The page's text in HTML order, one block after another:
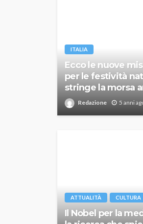
ITALIA
Ecco le nuove
per le festività
stringe la morsa
Redazione 5 anni
ATTUALITÀ CULTURA
Il Nobel per la